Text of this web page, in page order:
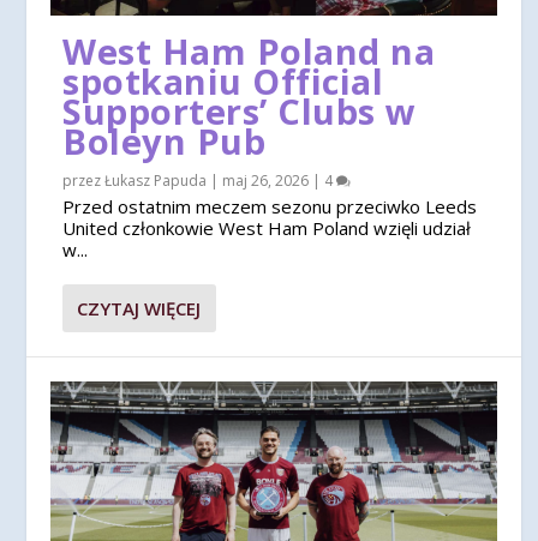
West Ham Poland na
spotkaniu Official
Supporters’ Clubs w
Boleyn Pub
przezŁukasz Papuda | maj 26, 2026 | 4
Przed ostatnim meczem sezonu przeciwko Leeds
United członkowie West Ham Poland wzięli udział
w...
CZYTAJ WIĘCEJ